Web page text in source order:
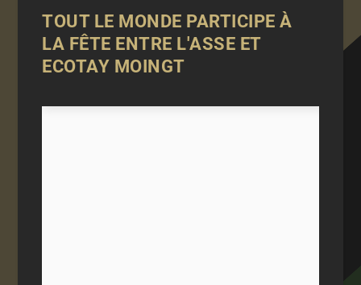
TOUT LE MONDE PARTICIPE À
LA FÊTE ENTRE L'ASSE ET
ECOTAY MOINGT